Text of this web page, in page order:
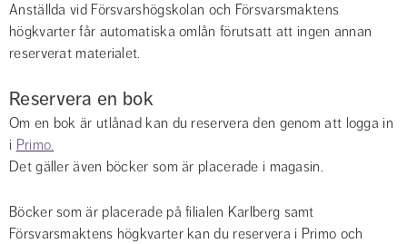
Anställda vid Försvarshögskolan och Försvarsmaktens
högkvarter får automatiska omlån förutsatt att ingen annan
reserverat materialet.
Reservera en bok
Om en bok är utlånad kan du reservera den genom att logga in
i Primo.
Det gäller även böcker som är placerade i magasin.
Böcker som är placerade på filialen Karlberg samt
Försvarsmaktens högkvarter kan du reservera i Primo och